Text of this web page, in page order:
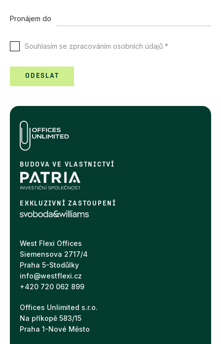
Pronájem do
Souhlasím se zpracováním osobních údajů *
BUDOVA VE VLASTNICTVÍ
EXKLUZIVNÍ ZASTOUPENÍ
West Flexi Offices
Siemensova 2717/4
Praha 5-Stodůlky
info@westflexi.cz
+420 720 062 899
Offices Unlimited s.r.o.
Na příkopě 583/15
Praha 1-Nové Město